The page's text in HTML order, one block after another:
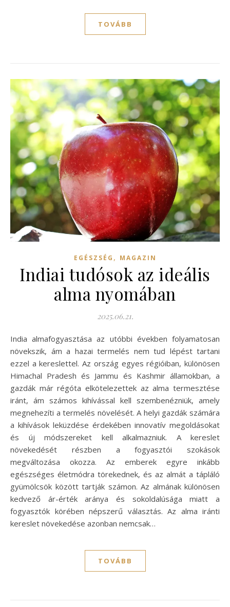
TOVÁBB
EGÉSZSÉG , MAGAZIN
Indiai tudósok az ideális
alma nyomában
2025.06.21.
India almafogyasztása az utóbbi években folyamatosan
növekszik, ám a hazai termelés nem tud lépést tartani
ezzel a kereslettel. Az ország egyes régióiban, különösen
Himachal Pradesh és Jammu és Kashmir államokban, a
gazdák már régóta elkötelezettek az alma termesztése
iránt, ám számos kihívással kell szembenézniük, amely
megnehezíti a termelés növelését. A helyi gazdák számára
a kihívások leküzdése érdekében innovatív megoldásokat
és új módszereket kell alkalmazniuk. A kereslet
növekedését részben a fogyasztói szokások
megváltozása okozza. Az emberek egyre inkább
egészséges életmódra törekednek, és az almát a tápláló
gyümölcsök között tartják számon. Az almának különösen
kedvező ár-érték aránya és sokoldalúsága miatt a
fogyasztók körében népszerű választás. Az alma iránti
kereslet növekedése azonban nemcsak…
TOVÁBB